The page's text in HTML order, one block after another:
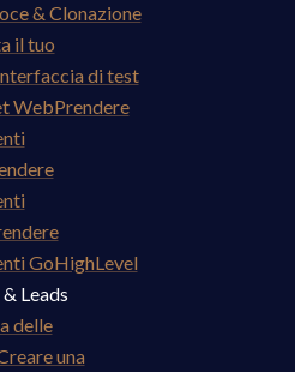
& Clonazione
il tuo
di test
WebPrendere
GoHighLevel
Leads
delle
una